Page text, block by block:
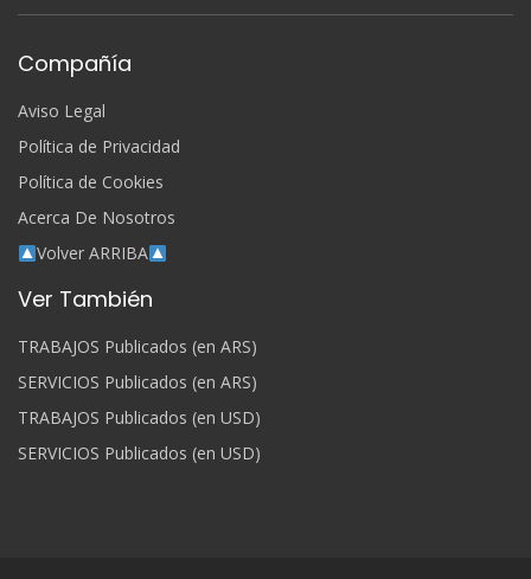
Compañía
Aviso Legal
Política de Privacidad
Política de Cookies
Acerca De Nosotros
Volver ARRIBA
Ver También
TRABAJOS Publicados (en ARS)
SERVICIOS Publicados (en ARS)
TRABAJOS Publicados (en USD)
SERVICIOS Publicados (en USD)